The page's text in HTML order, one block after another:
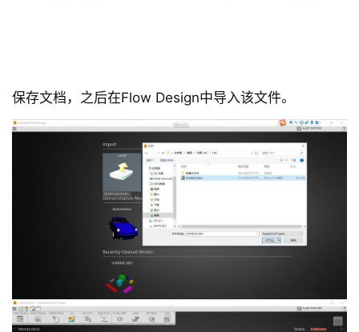
保存文档，之后在Flow Design中导入该文件。